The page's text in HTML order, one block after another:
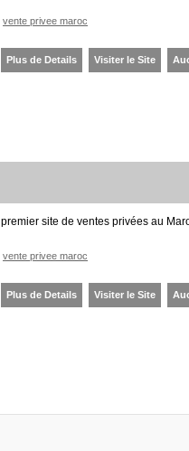
vente privee maroc
Plus de Details Visiter le Site
premier site de ventes privées au
vente privee maroc
Plus de Details Visiter le Site